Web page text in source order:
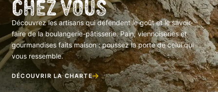
Découvrez les artisans qui défendent le goût et le savoir-
faire de la boulangerie-pâtisserie. Pain, viennoiseries et
gourmandises faits maison : poussez la porte de celui qui
vous ressemble.
DÉCOUVRIR LA CHARTE